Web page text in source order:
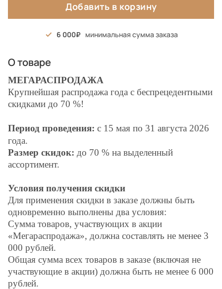
Добавить в корзину
6 000 минимальная сумма заказа
О товаре
МЕГАРАСПРОДАЖА
Крупнейшая распродажа года с беспрецедентными
скидками до 70 %!
Период проведения: с 15 мая по 31 августа 2026
года.
Размер скидок: до 70 % на выделенный
ассортимент.
Условия получения скидки
Для применения скидки в заказе должны быть
одновременно выполнены два условия:
Сумма товаров, участвующих в акции
«Мегараспродажа», должна составлять не менее 3
000 рублей.
Общая сумма всех товаров в заказе (включая не
участвующие в акции) должна быть не менее 6 000
рублей.